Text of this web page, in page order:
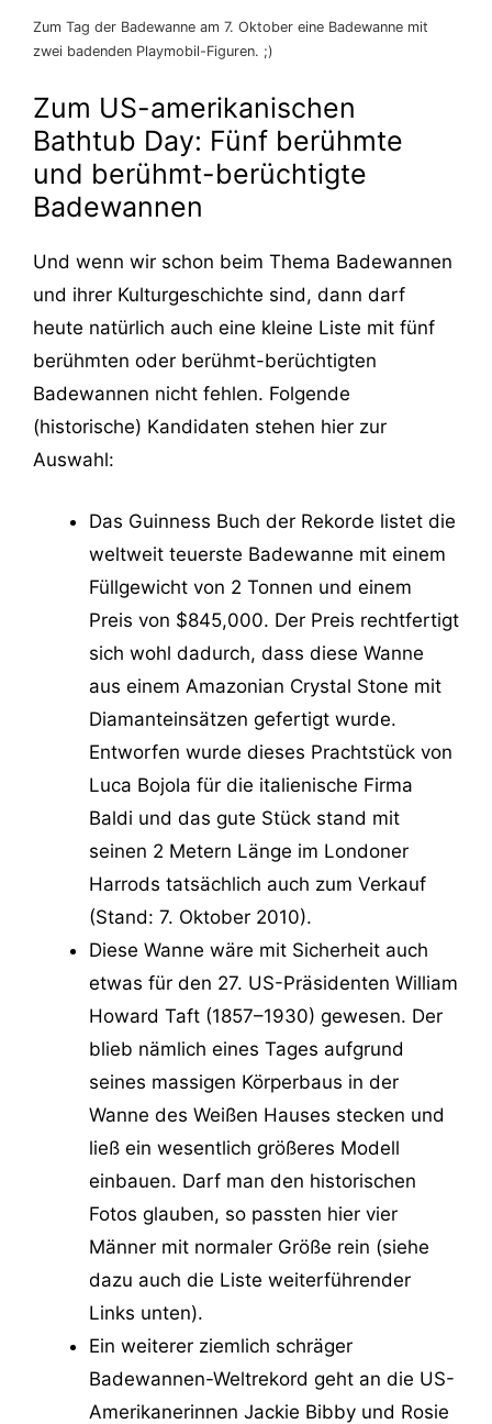
Zum Tag der Badewanne am 7. Oktober eine Badewanne mit
zwei badenden Playmobil-Figuren. ;)
Zum US-amerikanischen
Bathtub Day: Fünf berühmte
und berühmt-berüchtigte
Badewannen
Und wenn wir schon beim Thema Badewannen
und ihrer Kulturgeschichte sind, dann darf
heute natürlich auch eine kleine Liste mit fünf
berühmten oder berühmt-berüchtigten
Badewannen nicht fehlen. Folgende
(historische) Kandidaten stehen hier zur
Auswahl:
Das Guinness Buch der Rekorde listet die
weltweit teuerste Badewanne mit einem
Füllgewicht von 2 Tonnen und einem
Preis von $845,000. Der Preis rechtfertigt
sich wohl dadurch, dass diese Wanne
aus einem Amazonian Crystal Stone mit
Diamanteinsätzen gefertigt wurde.
Entworfen wurde dieses Prachtstück von
Luca Bojola für die italienische Firma
Baldi und das gute Stück stand mit
seinen 2 Metern Länge im Londoner
Harrods tatsächlich auch zum Verkauf
(Stand: 7. Oktober 2010).
Diese Wanne wäre mit Sicherheit auch
etwas für den 27. US-Präsidenten William
Howard Taft (1857–1930) gewesen. Der
blieb nämlich eines Tages aufgrund
seines massigen Körperbaus in der
Wanne des Weißen Hauses stecken und
ließ ein wesentlich größeres Modell
einbauen. Darf man den historischen
Fotos glauben, so passten hier vier
Männer mit normaler Größe rein (siehe
dazu auch die Liste weiterführender
Links unten).
Ein weiterer ziemlich schräger
Badewannen-Weltrekord geht an die US-
Amerikanerinnen Jackie Bibby und Rosie